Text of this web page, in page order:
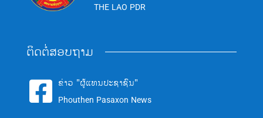
THE LAO PDR
ຕິດຕໍ່ສອບຖາມ
 ຂ່າວ "ຜູ້ແທນປະຊາຊົນ"
Phouthen Pasaxon News